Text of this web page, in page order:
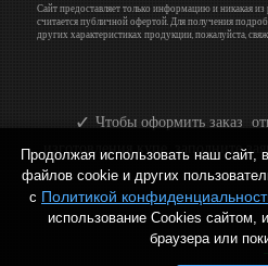
Продолжая использовать наш сайт,
файлов cookie и других
с Политикой
использование Cookies сайтом,
браузера или
Сайт предоставляет только информацию и никакая
считается публичной офертой. Для получения
других характеристиках продукции, пожалуйста,
Чтобы оформить заказ
изготовления купе, заполните